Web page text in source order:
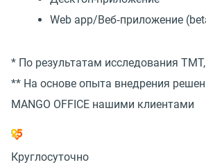
Web app/Веб‑приложение
* По результатам исследования
** На основе опыта внедрения
MANGO OFFICE нашими клиентами
Круглосуточно